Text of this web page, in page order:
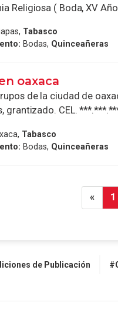
Religiosa ( Boda, XV
Tabasco
Bodas, Quinceañeras
oaxaca
de la ciudad de
grantizado. CEL.
Tabasco
Bodas, Quinceañeras
« 1
de Publicación